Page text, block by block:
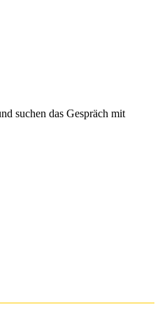
suchen das Gespräch mit